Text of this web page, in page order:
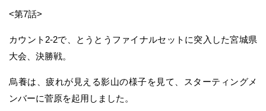
<第7話>
カウント2-2で、とうとうファイナルセットに突入した宮城県
大会、決勝戦。
烏養は、疲れが見える影山の様子を見て、スターティングメ
ンバーに菅原を起用しました。